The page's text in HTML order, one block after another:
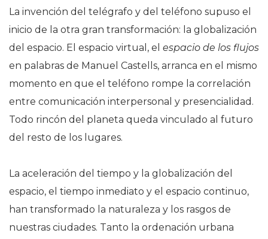
La invención del telégrafo y del teléfono supuso el
inicio de la otra gran transformación: la globalización
del espacio. El espacio virtual, el espacio de los flujos
en palabras de Manuel Castells, arranca en el mismo
momento en que el teléfono rompe la correlación
entre comunicación interpersonal y presencialidad.
Todo rincón del planeta queda vinculado al futuro
del resto de los lugares.
La aceleración del tiempo y la globalización del
espacio, el tiempo inmediato y el espacio continuo,
han transformado la naturaleza y los rasgos de
nuestras ciudades. Tanto la ordenación urbana